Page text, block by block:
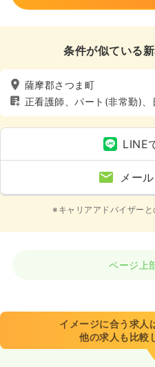
条件が似ている
薩摩郡さつま町
正看護師、パート(非常勤)
園・学校
LINE
メー
※キャリアアドバイザー
ページ上
イメージに合う求人
他の求人も比較